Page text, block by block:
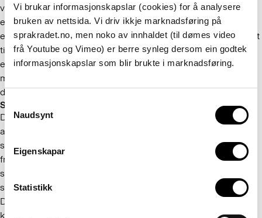
Vi brukar informasjonskapslar (cookies) for å analysere
bruken av nettsida. Vi driv ikkje marknadsføring på
sprakradet.no, men noko av innhaldet (til dømes video
frå Youtube og Vimeo) er berre synleg dersom ein godtek
informasjonskapslar som blir brukte i marknadsføring.
Consent
Selection
Naudsynt
Eigenskapar
Statistikk
verdenssammenheng. I en mer digital hverdag kan det være
en utfordring at teknologien fungerer bedre for store språk
enn for små. Med et godt nordisk samarbeid er vi bedre rustet
til å lage gode løsninger for både små og store språk. Derfor
er det svært gledelig at den nye språkdeklarasjonen har som
mål å styrke og utvikle det nordiske språkmangfoldet i den
digitale tidsalderen, sier språkdirektør Åse Wetås.
Satser på undervisning, medier og språkteknologi
Deklarasjonen skal suppleres med mer dynamiske, treårige
arbeidsprogrammer for at det nordiske språksamarbeidet
skal kunne tilpasses skiftende behov og teknologiske
fremskritt. Dette signaliserer en mer fleksibel tilnærming til
språkpolitikk, noe som har vært etterlyst i takt med at det
språklige landskapet i Norden forandrer seg.
De nye initiativene skal styrke forståelsen av og evnen til å
kommunisere på de skandinaviske språkene over